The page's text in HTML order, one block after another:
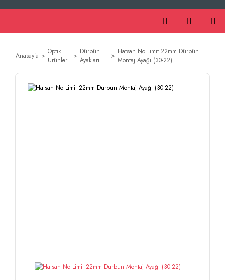
Anasayfa
Optik
Ürünler
Dürbün
Ayakları
Hatsan No Limit 22mm Dürbün
Montaj Ayağı (30-22)